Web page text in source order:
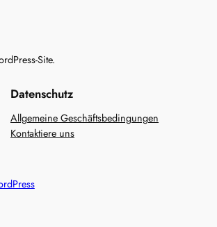
Site.
Datenschutz
Allgemeine Geschäftsbedingungen
Kontaktiere uns